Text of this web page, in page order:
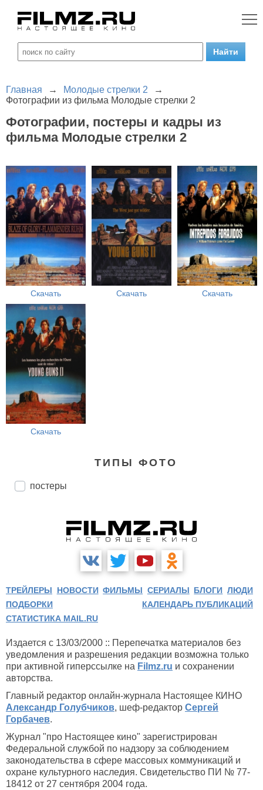
Главная → Молодые стрелки 2
→
Фотографии из фильма Молодые стрелки 2
Фотографии, постеры и кадры из
фильма Молодые стрелки 2
Скачать Скачать Скачать
Скачать
ТИПЫ ФОТО
постеры
ТРЕЙЛЕРЫ НОВОСТИ ФИЛЬМЫ СЕРИАЛЫ БЛОГИ ЛЮДИ
ПОДБОРКИ
КАЛЕНДАРЬ ПУБЛИКАЦИЙ
СТАТИСТИКА MAIL.RU
Издается с 13/03/2000 :: Перепечатка материалов без
уведомления и разрешения редакции возможна только
при активной гиперссылке на Filmz.ru и сохранении
авторства.
Главный редактор онлайн-журнала Настоящее КИНО
Александр Голубчиков, шеф-редактор Сергей
Горбачев.
Журнал "про Настоящее кино" зарегистрирован
Федеральной службой по надзору за соблюдением
законодательства в сфере массовых коммуникаций и
охране культурного наследия. Свидетельство ПИ № 77-
18412 от 27 сентября 2004 года.